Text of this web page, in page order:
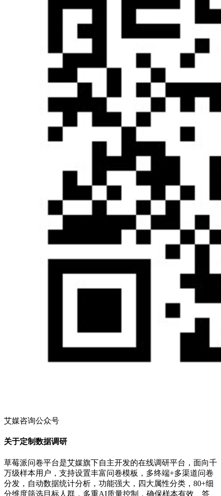
艾媒咨询公众号
关于定制数据调研
草莓派问卷平台是艾媒旗下自主开发的在线调研平台，面向千
万级样本用户，支持设置丰富问卷模板，多终端+多渠道问卷
分发，自动数据统计分析，功能强大，四大属性分类，80+细
分维度筛选目标人群，多重AI质量控制，确保样本有效、答